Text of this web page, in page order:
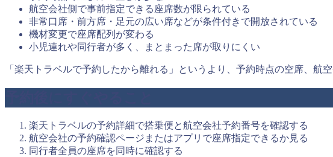
航空会社側で事前指定できる座席数が限られている
非常口席・前方席・足元の広い席などが条件付きで開放されている
機材変更で座席配列が変わる
小児連れや同行者が多く、まとまった席が取りにくい
「楽天トラベルで予約したから離れる」というより、予約時点の空席、航
楽天トラベルの予約詳細で搭乗便と航空会社予約番号を確認する
航空会社の予約確認ページまたはアプリで座席指定できるか見る
同行者全員の座席を同時に確認する